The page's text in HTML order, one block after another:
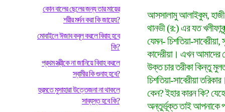
কোন বালের ছেলের জন্য তার মায়ের
শরীর মর্দন করা কি জায়েয?
মোবাইলে ঈজাব কবূল করলে বিবাহ হবে
কি?
প্রথম স্ত্রীকে না জানিয়ে বিবাহ করলে
স্বামীর কি গুনাহ হবে?
হুরমতে মুসাহারা উত্তেজনা না থাকলে
সাব্যস্ত হবে কি?
আসসালামু আলাইকুম,
থানভী (র:) এর যত
যেমন- চিশতিয়া-সাবেরীয়া,
কাদেরীয়া। এখন আমাদের
উক্ত চার তরীকা কিন্তু
চিশতিয়া-সাবেরীয়া
কেন? ইহার কারন কি?
অন্তুর্ভূক্ত তাই আপনাকে